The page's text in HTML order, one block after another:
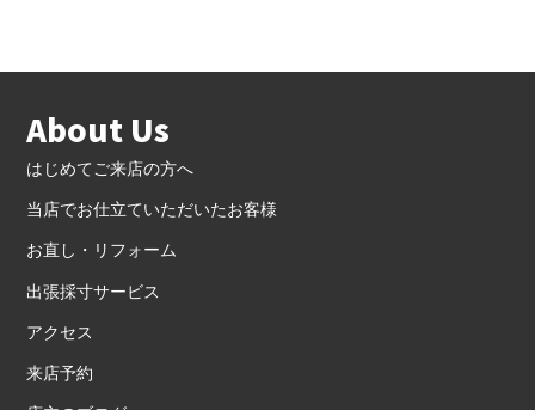
About Us
はじめてご来店の方へ
当店でお仕立ていただいたお客様
お直し・リフォーム
出張採寸サービス
アクセス
来店予約